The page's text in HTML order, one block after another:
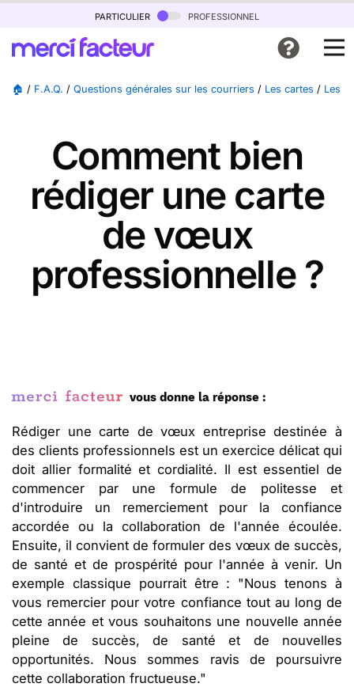
particulier professionnel
🏠 / F.A.Q. / Questions générales sur les courriers / Les cartes / Les
Comment bien
rédiger une carte
de vœux
professionnelle ?
vous donne la réponse :
Rédiger une carte de vœux entreprise destinée à
des clients professionnels est un exercice délicat qui
doit allier formalité et cordialité. Il est essentiel de
commencer par une formule de politesse et
d'introduire un remerciement pour la confiance
accordée ou la collaboration de l'année écoulée.
Ensuite, il convient de formuler des vœux de succès,
de santé et de prospérité pour l'année à venir. Un
exemple classique pourrait être : "Nous tenons à
vous remercier pour votre confiance tout au long de
cette année et vous souhaitons une nouvelle année
pleine de succès, de santé et de nouvelles
opportunités. Nous sommes ravis de poursuivre
cette collaboration fructueuse."